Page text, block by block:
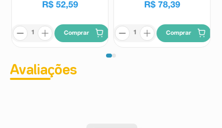
R$ 52,59
Comprar
R$ 78,39
Comprar
Avaliações